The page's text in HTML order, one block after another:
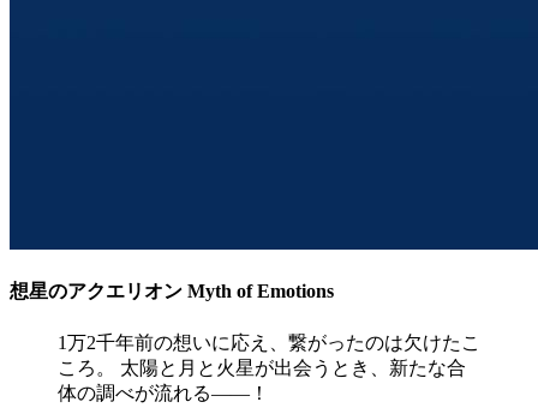
想星のアクエリオン Myth of Emotions
1万2千年前の想いに応え、繋がったのは欠けたこ
ころ。 太陽と月と火星が出会うとき、新たな合
体の調べが流れる――！